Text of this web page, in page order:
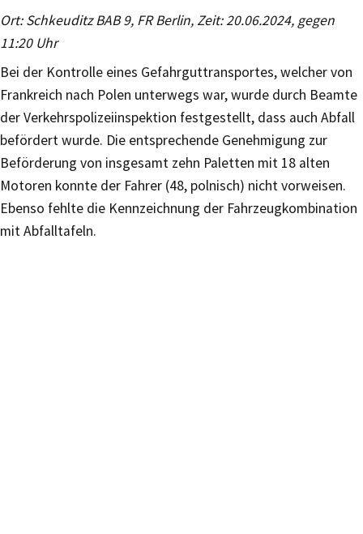
Ort: Schkeuditz BAB 9, FR Berlin, Zeit: 20.06.2024, gegen
11:20 Uhr
Bei der Kontrolle eines Gefahrguttransportes, welcher von
Frankreich nach Polen unterwegs war, wurde durch Beamte
der Verkehrspolizeiinspektion festgestellt, dass auch Abfall
befördert wurde. Die entsprechende Genehmigung zur
Beförderung von insgesamt zehn Paletten mit 18 alten
Motoren konnte der Fahrer (48, polnisch) nicht vorweisen.
Ebenso fehlte die Kennzeichnung der Fahrzeugkombination
mit Abfalltafeln.